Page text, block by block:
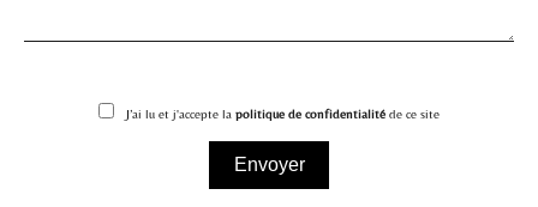
J’ai lu et j'accepte la politique de confidentialité de ce site
Envoyer